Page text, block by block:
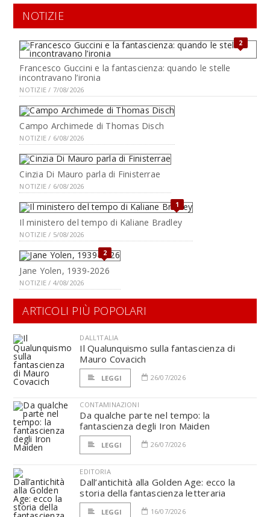
NOTIZIE
2
Francesco Guccini e la fantascienza: quando le stelle
incontravano l’ironia
NOTIZIE / 7/08/2026
Campo Archimede di Thomas Disch
NOTIZIE / 6/08/2026
Cinzia Di Mauro parla di Finisterrae
NOTIZIE / 6/08/2026
1
Il ministero del tempo di Kaliane Bradley
NOTIZIE / 5/08/2026
2
Jane Yolen, 1939-2026
NOTIZIE / 4/08/2026
ARTICOLI PIÙ POPOLARI
DALL'ITALIA
Il Qualunquismo sulla fantascienza di
Mauro Covacich
LEGGI 26/07/2026
CONTAMINAZIONI
Da qualche parte nel tempo: la
fantascienza degli Iron Maiden
LEGGI 26/07/2026
EDITORIA
Dall’antichità alla Golden Age: ecco la
storia della fantascienza letteraria
LEGGI 16/07/2026